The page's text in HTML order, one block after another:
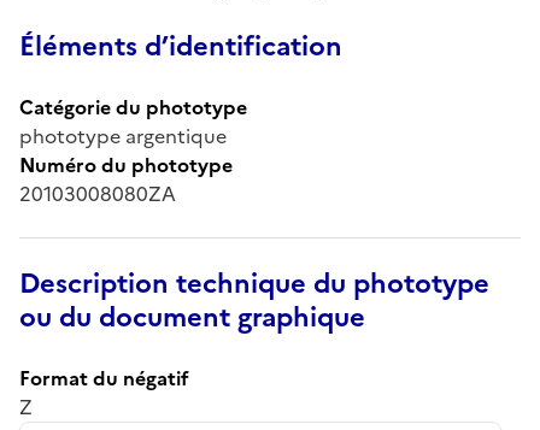
Éléments d’identification
Catégorie du phototype
phototype argentique
Numéro du phototype
20103008080ZA
Description technique du phototype
ou du document graphique
Format du négatif
Z